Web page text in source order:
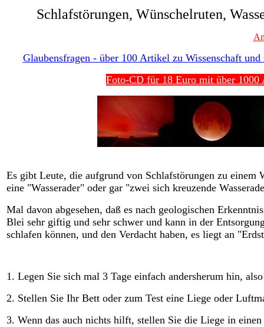
Schlafstörungen, Wünschelruten,
Glaubensfragen - über 100 Artikel zu Wissenschaft
Foto-CD für 18 Euro mit über
Es gibt Leute, die aufgrund von Schlafstörungen zu einem
eine "Wasserader" oder gar "zwei sich kreuzende
Mal davon abgesehen, daß es nach geologischen
Blei sehr giftig und sehr schwer und kann in der
schlafen können, und den Verdacht haben, es liegt an
1. Legen Sie sich mal 3 Tage einfach andersherum hin,
2. Stellen Sie Ihr Bett oder zum Test eine Liege oder
3. Wenn das auch nichts hilft, stellen Sie die Liege in